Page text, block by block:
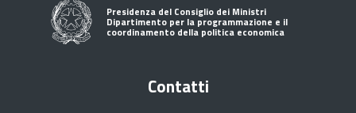
Presidenza del Consiglio dei Ministri
Dipartimento per la programmazione e il
coordinamento della politica economica
Contatti